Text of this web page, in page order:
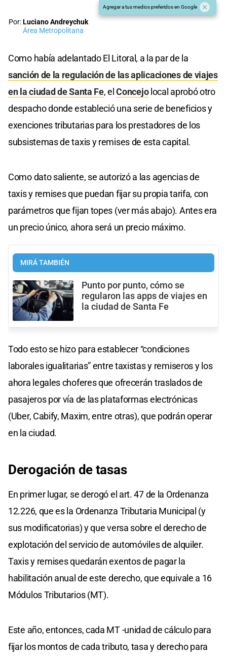
Agregar a tus medios preferidos en Google
Por:Luciano Andreychuk
Área Metropolitana
Como había adelantado El Litoral, a la par de la
sanción de la regulación de las aplicaciones de viajes
en la ciudad de Santa Fe, elConcejolocal aprobó otro
despacho donde estableció una serie de beneficios y
exenciones tributarias para los prestadores de los
subsistemas de taxis y remises de esta capital.
Como dato saliente, se autorizó a las agencias de
taxis y remises que puedan fijar su propia tarifa, con
parámetros que fijan topes (ver más abajo). Antes era
un precio único, ahora será un precio máximo.
MIRÁ TAMBIÉN
Punto por punto, cómo se
regularon las apps de viajes en
la ciudad de Santa Fe
Todo esto se hizo para establecer “condiciones
laborales igualitarias” entre taxistas y remiseros y los
ahora legales choferes que ofrecerán traslados de
pasajeros por vía de las plataformas electrónicas
(Uber, Cabify, Maxim, entre otras), que podrán operar
en la ciudad.
Derogación de tasas
En primer lugar, se derogó el art. 47 de la Ordenanza
12.226, que es la Ordenanza Tributaria Municipal (y
sus modificatorias) y que versa sobre el derecho de
explotación del servicio de automóviles de alquiler.
Taxis y remises quedarán exentos de pagar la
habilitación anual de este derecho, que equivale a 16
Módulos Tributarios (MT).
Este año, entonces, cada MT -unidad de cálculo para
fijar los montos de cada tributo, tasa y derecho para